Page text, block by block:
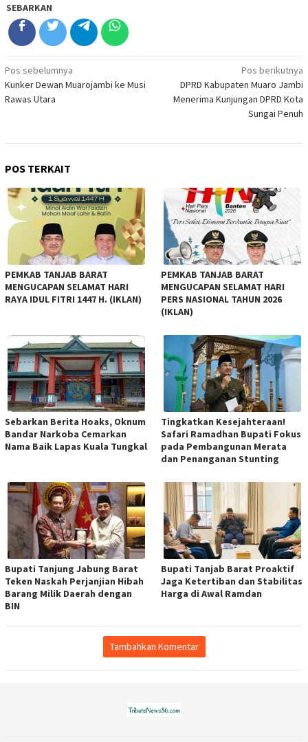
SEBARKAN
Navigasi
pos
Pos sebelumnya
Kunker Dewan Muarojambi ke Musi
Rawas Utara
Pos berikutnya
DPRD Kabupaten Muaro Jambi
Menerima Kunjungan DPRD Kota
Sungai Penuh
POS TERKAIT
PEMKAB TANJAB BARAT
MENGUCAPAN SELAMAT HARI
RAYA IDUL FITRI 1447 H. (IKLAN)
PEMKAB TANJAB BARAT
MENGUCAPAN SELAMAT HARI
PERS NASIONAL TAHUN 2026
(IKLAN)
Sebarkan Berita Hoaks, Oknum
Bandar Narkoba Cemarkan
Nama Baik Lapas Kuala Tungkal
Tingkatkan Kesejahteraan!
Safari Ramadhan Bupati Fokus
pada Pembangunan Merata
dan Penanganan Stunting
Bupati Tanjung Jabung Barat
Teken Naskah Perjanjian Hibah
Barang Milik Daerah dengan
BIN
Bupati Tanjab Barat Proaktif
Jaga Ketertiban dan Stabilitas
Harga di Awal Ramdan
Tambahkan Komentar